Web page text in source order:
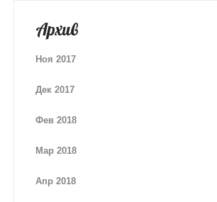
Архив
Ноя 2017
Дек 2017
Фев 2018
Мар 2018
Апр 2018